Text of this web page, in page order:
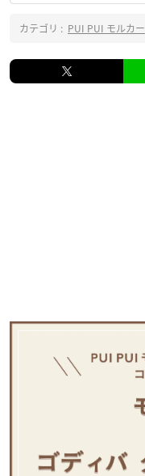
カテゴリ : PUI PUI モルカー